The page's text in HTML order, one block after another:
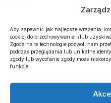
Aby zapewnić jak najlepsze wrażenia,
cookie, do przechowywania i/lub
Zgoda na te technologie pozwoli nam
podczas przeglądania lub unikalne
zgody lub wycofanie zgody może
funkcje.
2026/2027. Start pod
31.07 12:23
Szymon Marciniak sędzią